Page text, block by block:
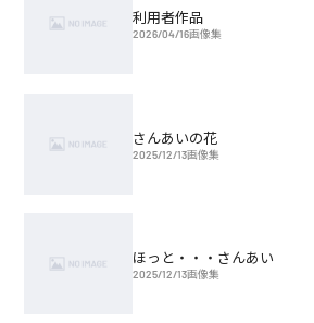
利用者作品
2026/04/16画像集
さんあいの花
2025/12/13画像集
ほっと・・・さんあい
2025/12/13画像集